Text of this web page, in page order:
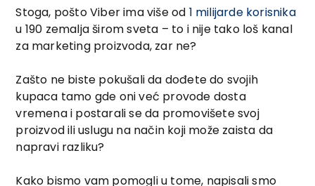
Stoga, pošto Viber ima više od 1 milijarde korisnika
u 190 zemalja širom sveta – to i nije tako loš kanal
za marketing proizvoda, zar ne?
Zašto ne biste pokušali da dođete do svojih
kupaca tamo gde oni već provode dosta
vremena i postarali se da promovišete svoj
proizvod ili uslugu na način koji može zaista da
napravi razliku?
Kako bismo vam pomogli u tome, napisali smo